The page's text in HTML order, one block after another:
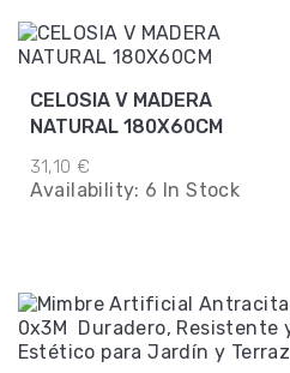
CELOSIA V MADERA
NATURAL 180X60CM
31,10 €
Availability: 6 In Stock